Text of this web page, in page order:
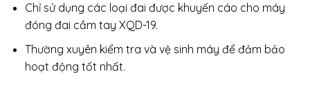
Chỉ sử dụng các loại đai được khuyến cáo cho máy
đóng đai cầm tay XQD-19.
Thường xuyên kiểm tra và vệ sinh máy để đảm bảo
hoạt động tốt nhất.